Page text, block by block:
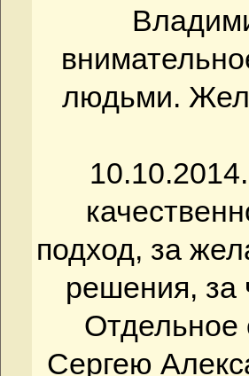
людьми.
подход, за
решения, за
Отдельное
Сергею